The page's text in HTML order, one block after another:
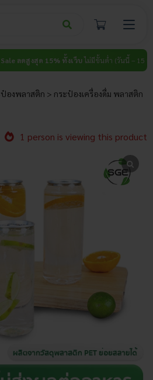
สูงสุด 15% ทั้งเว็บ ไม่มีขั้นต่ำ (วันนี้ – 15 สิงหาคม
องพลาสติก > กระป๋องเครื่องดื่ม พลาสติก
1 person is viewing this product